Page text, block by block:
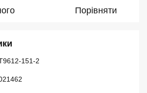
Порівняти
151-2